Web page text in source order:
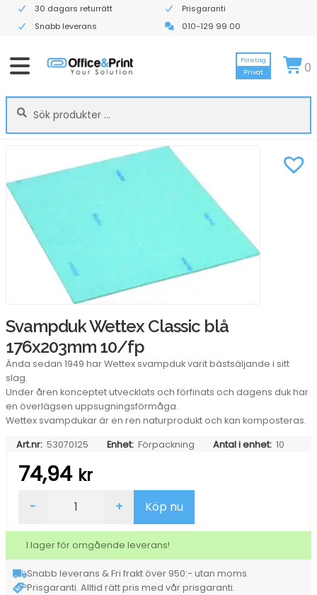
30 dagars returrätt
Prisgaranti
Snabb leverans
010-129 99 00
Sök
efter:
Sök
Företag
Privat
0
Svampduk Wettex Classic blå
176x203mm 10/fp
Ända sedan 1949 har Wettex svampduk varit bästsäljande i sitt
slag.
Under åren konceptet utvecklats och förfinats och dagens duk har
en överlägsen uppsugningsförmåga.
Wettex svampdukar är en ren naturprodukt och kan komposteras.
Art.nr: 53070125 Enhet: Förpackning Antal i enhet: 10
74,94 kr
Wettex
blå
176x203mm
10/fp
mängd
- + Köp nu
I lager för omgående leverans!
Snabb leverans & Fri frakt över 950:- utan moms.
Prisgaranti. Alltid rätt pris med vår prisgaranti.